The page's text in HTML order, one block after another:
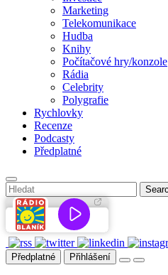
Marketing
Telekomunikace
Hudba
Knihy
Počítačové hry/konzole
Rádia
Celebrity
Polygrafie
Rychlovky
Recenze
Podcasty
Předplatné
Předplatné Přihlášení